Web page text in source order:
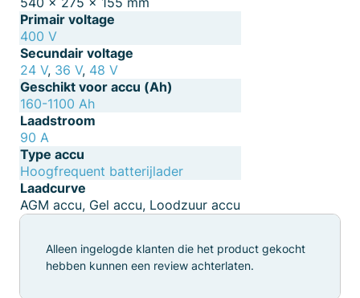
Primair voltage
400 V
Secundair voltage
24 V, 36 V, 48 V
Geschikt voor accu (Ah)
160-1100 Ah
Laadstroom
90 A
Type accu
Hoogfrequent batterijlader
Laadcurve
AGM accu, Gel accu, Loodzuur accu
Alleen ingelogde klanten die het product gekocht
hebben kunnen een review achterlaten.